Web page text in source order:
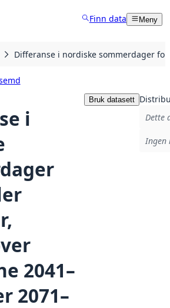
Finn data Meny
Differanse i nordiske sommerdager
i
2041–
2071–
Bruk datasett
Dette
Ingen